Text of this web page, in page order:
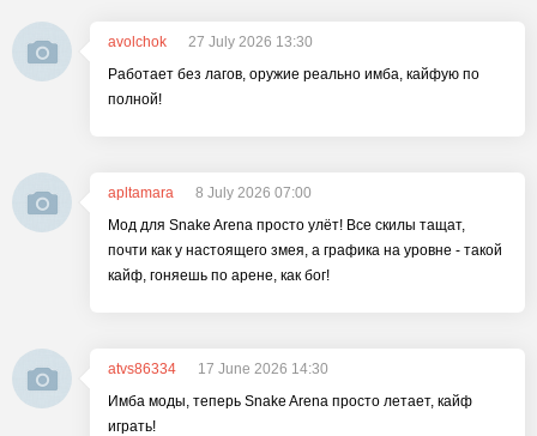
avolchok
27 July 2026 13:30
Работает без лагов, оружие реально имба, кайфую по
полной!
apltamara
8 July 2026 07:00
Мод для Snake Arena просто улёт! Все скилы тащат,
почти как у настоящего змея, а графика на уровне - такой
кайф, гоняешь по арене, как бог!
atvs86334
17 June 2026 14:30
Имба моды, теперь Snake Arena просто летает, кайф
играть!